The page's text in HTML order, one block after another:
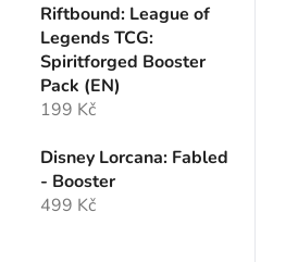
Riftbound: League of
Legends TCG:
Spiritforged Booster
Pack (EN)
199 Kč
Disney Lorcana: Fabled
- Booster
499 Kč